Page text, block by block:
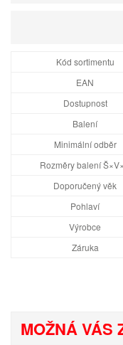
Kód sortimentu
EAN
Dostupnost
Balení
Minimální odběr
Rozměry balení
Doporučený věk
Pohlaví
Výrobce
Záruka
MOŽNÁ VÁS